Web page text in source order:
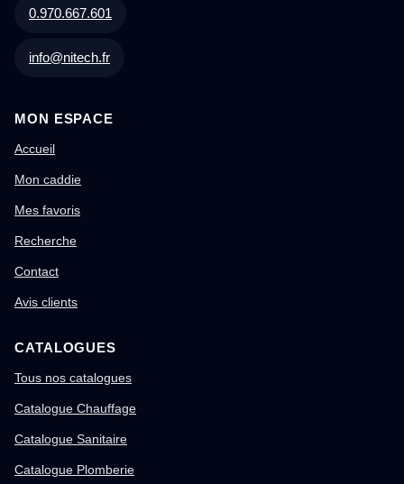
0.970.667.601
info@nitech.fr
MON ESPACE
Accueil
Mon caddie
Mes favoris
Recherche
Contact
Avis clients
CATALOGUES
Tous nos catalogues
Catalogue Chauffage
Catalogue Sanitaire
Catalogue Plomberie